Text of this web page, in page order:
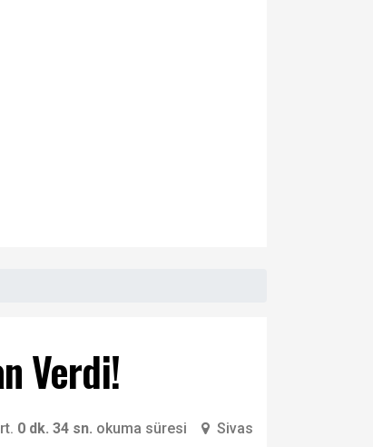
Verdi!
0 dk. 34 sn. okuma süresi Sivas